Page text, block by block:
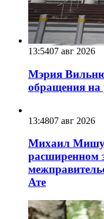
13:5407 авг 2026
Мэрия
обращения на
13:4807 авг 2026
Михаил
расширенном
Ате